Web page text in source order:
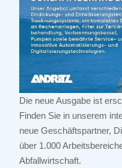
Die neue Ausgabe ist
Finden Sie in unserem
neue Geschäftspartner,
über 1.000
Abfallwirtschaft.